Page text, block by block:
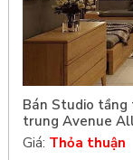
Bán Studio tầng
trung Avenue
Giá: Thỏa thuận